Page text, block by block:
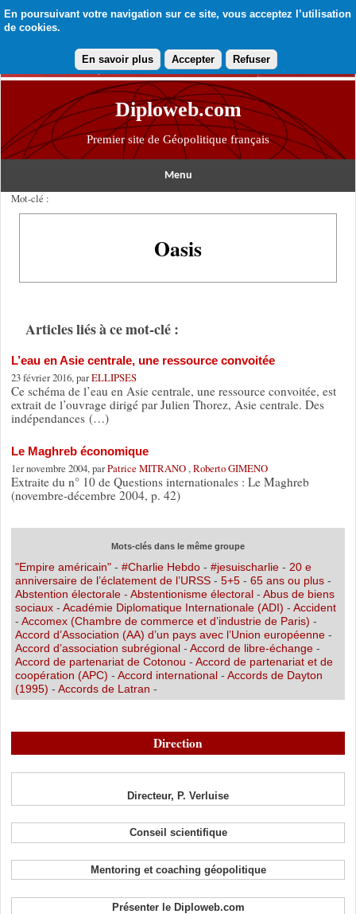
En poursuivant votre navigation sur ce site, vous acceptez l’utilisation
de cookies.
En savoir plus Accepter Refuser
Diploweb.com
Premier site de Géopolitique français
Menu
Mot-clé :
Oasis
Articles liés à ce mot-clé :
L’eau en Asie centrale, une ressource convoitée
23 février 2016, parELLIPSES
Ce schéma de l’eau en Asie centrale, une ressource convoitée, est
extrait de l’ouvrage dirigé par Julien Thorez, Asie centrale. Des
indépendances (…)
Le Maghreb économique
1er novembre 2004, parPatrice MITRANO , Roberto GIMENO
Extraite du n° 10 de Questions internationales : Le Maghreb
(novembre-décembre 2004, p. 42)
Mots-clés dans le même groupe
"Empire américain"- #Charlie Hebdo- #jesuischarlie- 20 e
anniversaire de l’éclatement de l’URSS- 5+5- 65 ans ou plus-
Abstention électorale- Abstentionisme électoral- Abus de biens
sociaux- Académie Diplomatique Internationale (ADI) - Accident
- Accomex (Chambre de commerce et d’industrie de Paris) -
Accord d’Association (AA) d’un pays avec l’Union européenne-
Accord d’association subrégional- Accord de libre-échange-
Accord de partenariat de Cotonou - Accord de partenariat et de
coopération (APC) - Accord international- Accords de Dayton
(1995) - Accords de Latran -
Direction
Directeur, P. Verluise
Conseil scientifique
Mentoring et coaching géopolitique
Présenter le Diploweb.com